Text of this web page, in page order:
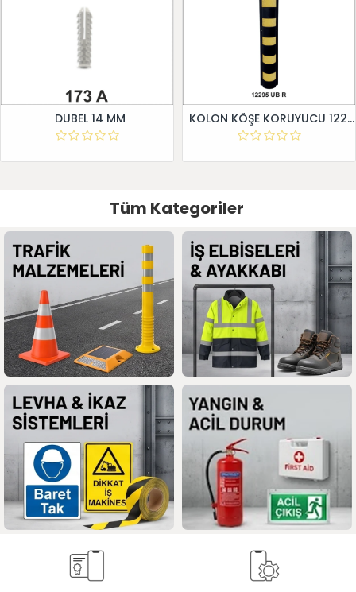
DUBEL 14 MM KOLON KÖŞE KORUYUCU 12295 UB R
Tüm Kategoriler